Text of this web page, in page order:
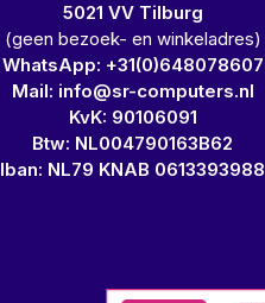
5021 VV Tilburg
(geen bezoek- en winkeladres)
WhatsApp: +31(0)648078607
Mail: info@sr-computers.nl
KvK: 90106091
Btw: NL004790163B62
Iban: NL79 KNAB 0613393988